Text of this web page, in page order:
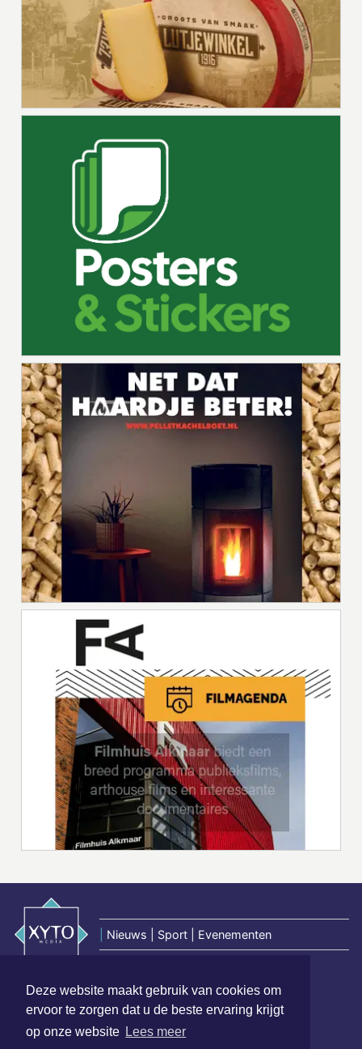
Deze website maakt gebruik van cookies om
ervoor te zorgen dat u de beste ervaring krijgt
op onze website Lees meer
Nieuws | Sport | Evenementen
Hoofdvestiging:
van Benthuizenlaan 1
1701 BZ Heerhugowaard